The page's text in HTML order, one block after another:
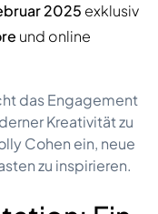
2025 exklusiv
und online
das Engagement
Kreativität zu
Cohen ein, neue
zu inspirieren.